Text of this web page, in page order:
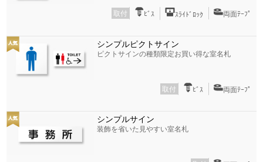
取付 ﾋﾞｽ ｽﾗｲﾄﾞﾛｯｸ 両面ﾃｰﾌﾟ
シンプルピクトサイン
ピクトサインの種類限定お買い得な室名札
取付 ﾋﾞｽ 両面ﾃｰﾌﾟ
シンプルサイン
装飾を省いた見やすい室名札